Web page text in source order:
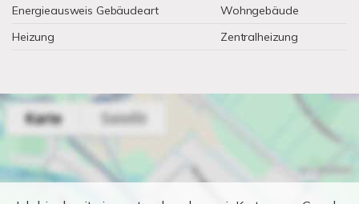
Energieausweis Gebäudeart
Wohngebäude
Heizung
Zentralheizung